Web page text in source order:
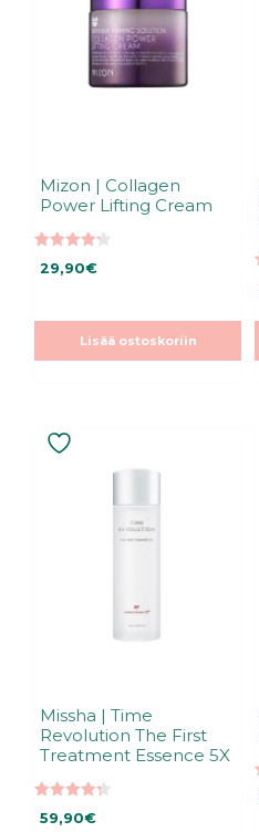
Mizon | Collagen
Power Lifting Cream
5:stä
29,90€
Lisää ostoskoriin
Missha | Time
Revolution The First
Treatment Essence 5X
4.33
5:stä
59,90€